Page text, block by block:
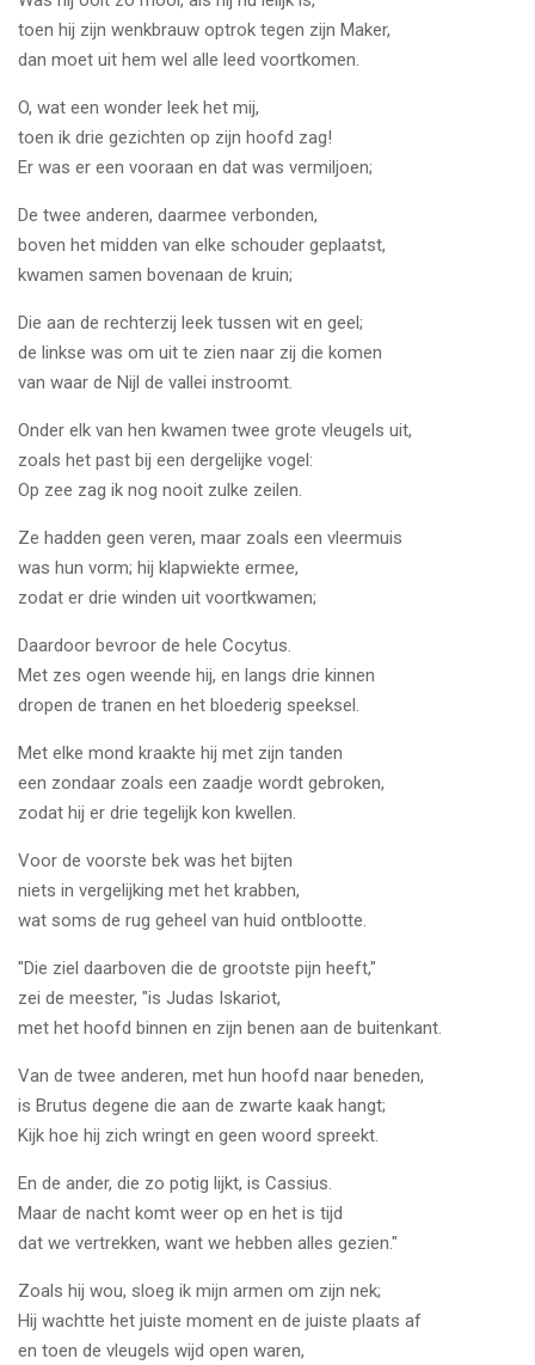
toen hij zijn wenkbrauw optrok tegen zijn Maker,
dan moet uit hem wel alle leed voortkomen.
O, wat een wonder leek het mij,
toen ik drie gezichten op zijn hoofd zag!
Er was er een vooraan en dat was vermiljoen;
De twee anderen, daarmee verbonden,
boven het midden van elke schouder geplaatst,
kwamen samen bovenaan de kruin;
Die aan de rechterzij leek tussen wit en geel;
de linkse was om uit te zien naar zij die komen
van waar de Nijl de vallei instroomt.
Onder elk van hen kwamen twee grote vleugels uit,
zoals het past bij een dergelijke vogel:
Op zee zag ik nog nooit zulke zeilen.
Ze hadden geen veren, maar zoals een vleermuis
was hun vorm; hij klapwiekte ermee,
zodat er drie winden uit voortkwamen;
Daardoor bevroor de hele Cocytus.
Met zes ogen weende hij, en langs drie kinnen
dropen de tranen en het bloederig speeksel.
Met elke mond kraakte hij met zijn tanden
een zondaar zoals een zaadje wordt gebroken,
zodat hij er drie tegelijk kon kwellen.
Voor de voorste bek was het bijten
niets in vergelijking met het krabben,
wat soms de rug geheel van huid ontblootte.
"Die ziel daarboven die de grootste pijn heeft,"
zei de meester, "is Judas Iskariot,
met het hoofd binnen en zijn benen aan de buitenkant.
Van de twee anderen, met hun hoofd naar beneden,
is Brutus degene die aan de zwarte kaak hangt;
Kijk hoe hij zich wringt en geen woord spreekt.
En de ander, die zo potig lijkt, is Cassius.
Maar de nacht komt weer op en het is tijd
dat we vertrekken, want we hebben alles gezien."
Zoals hij wou, sloeg ik mijn armen om zijn nek;
Hij wachtte het juiste moment en de juiste plaats af
en toen de vleugels wijd open waren,